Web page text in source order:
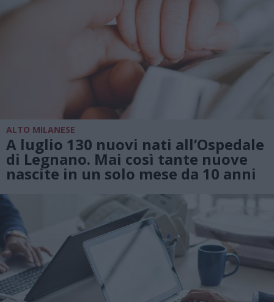
ALTO MILANESE
A luglio 130 nuovi nati all’Ospedale
di Legnano. Mai così tante nuove
nascite in un solo mese da 10 anni